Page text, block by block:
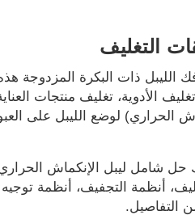
التغليف
الليبل ذات البكرة المزدوجة
تغليف الأدوية، تغليف منتجات
الحراري) لوضع الليبل على
حل شامل ليبل الإنكماش
أنظمة التجفيف، أنظمة توجيه
التفاصيل.